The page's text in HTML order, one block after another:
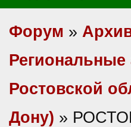
Форум »
Ростовской
Дону) »